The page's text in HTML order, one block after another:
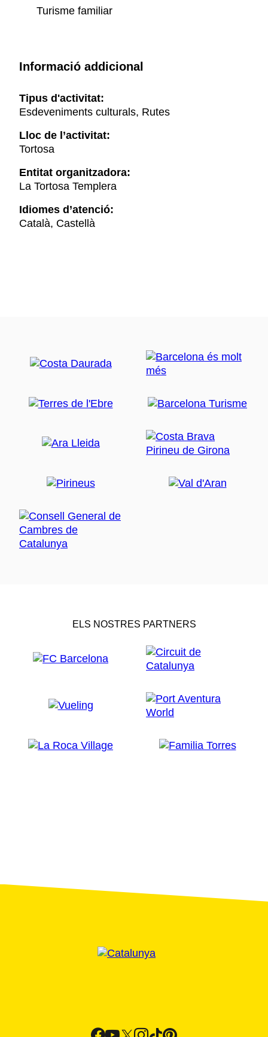
Turisme familiar
Informació addicional
Tipus d'activitat:
Esdeveniments culturals, Rutes
Lloc de l’activitat:
Tortosa
Entitat organitzadora:
La Tortosa Templera
Idiomes d’atenció:
Català, Castellà
ELS NOSTRES PARTNERS